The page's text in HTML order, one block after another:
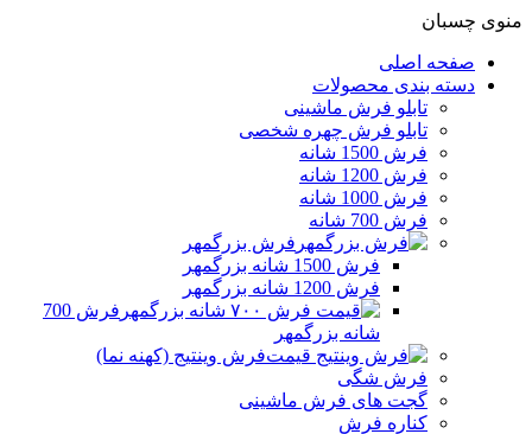
منوی چسبان
صفحه اصلی
دسته بندی محصولات
تابلو فرش ماشینی
تابلو فرش چهره شخصی
فرش 1500 شانه
فرش 1200 شانه
فرش 1000 شانه
فرش 700 شانه
فرش بزرگمهر
فرش 1500 شانه بزرگمهر
فرش 1200 شانه بزرگمهر
فرش 700
شانه بزرگمهر
فرش وینتیج (کهنه نما)
فرش شگی
گجت های فرش ماشینی
کناره فرش